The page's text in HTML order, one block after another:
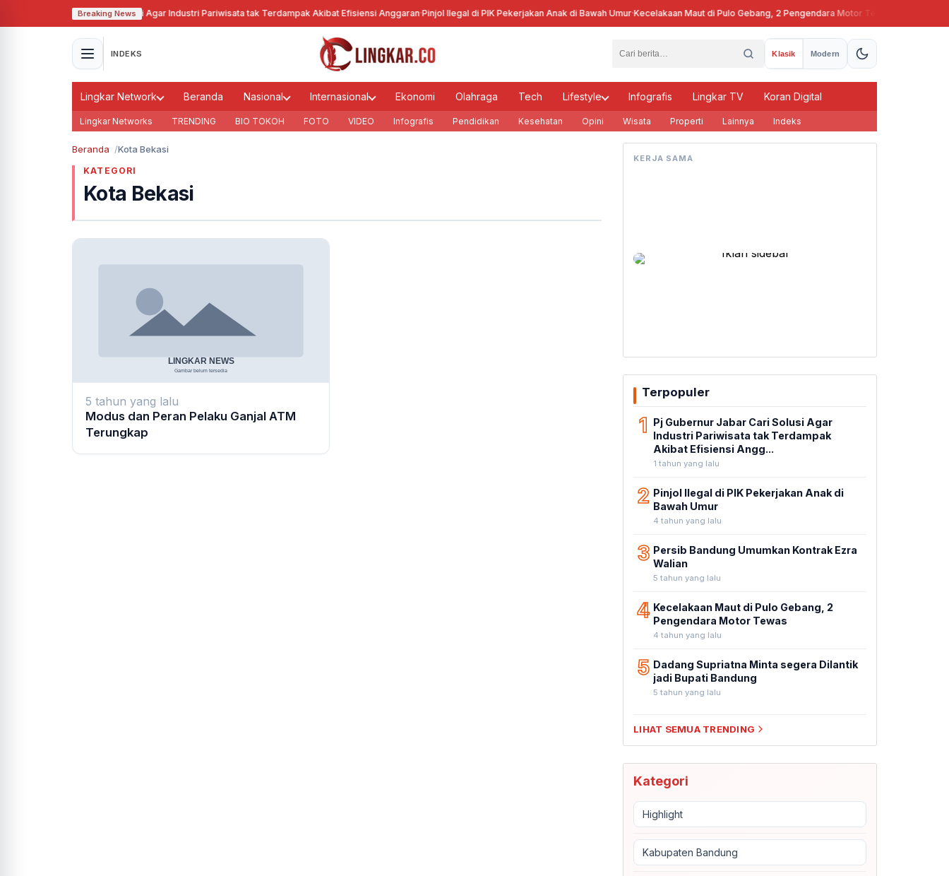
Breaking News
Pj Gubernur Jabar Cari Solusi Agar Industri Pariwisata tak Terdampak Akibat Efisiensi Anggaran·Pinjol Ilegal di PIK Pekerjakan Anak di Bawah Umur·Kecelakaan Maut di Pulo Gebang, 2 Pengendara Motor Tewas
INDEKS Klasik Modern
Lingkar Network Beranda Nasional Internasional Ekonomi Olahraga Tech Lifestyle Infografis Lingkar TV Koran Digital
Lingkar Networks TRENDING BIO TOKOH FOTO VIDEO Infografis Pendidikan Kesehatan Opini Wisata Properti Lainnya Indeks
Beranda Kota Bekasi
KATEGORI
Kota Bekasi
5 tahun yang lalu
Modus dan Peran Pelaku Ganjal ATM
Terungkap
KERJA SAMA
Terpopuler
1 Pj Gubernur Jabar Cari Solusi Agar
Industri Pariwisata tak Terdampak
Akibat Efisiensi Angg...
1 tahun yang lalu
2 Pinjol Ilegal di PIK Pekerjakan Anak di
Bawah Umur
4 tahun yang lalu
3 Persib Bandung Umumkan Kontrak Ezra
Walian
5 tahun yang lalu
4 Kecelakaan Maut di Pulo Gebang, 2
Pengendara Motor Tewas
4 tahun yang lalu
5 Dadang Supriatna Minta segera Dilantik
jadi Bupati Bandung
5 tahun yang lalu
LIHAT SEMUA TRENDING
Kategori
Highlight
Kabupaten Bandung